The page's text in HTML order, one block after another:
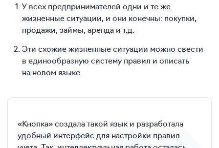
У всех предпринимателей одни и те же
жизненные ситуации, и они конечны: покупки,
продажи, займы, аренда и т.д.
Эти схожие жизненные ситуации можно свести
в единообразную систему правил и описать
на новом языке.
«Кнопка» создала такой язык и разработала
удобный интерфейс для настройки правил